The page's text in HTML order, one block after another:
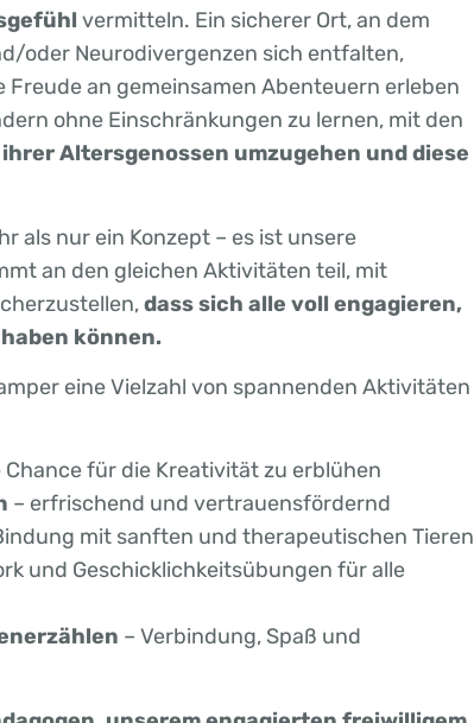
vermitteln. Ein sicherer Ort, an dem
oder Neurodivergenzen sich entfalten,
an gemeinsamen Abenteuern erleben
ohne Einschränkungen zu lernen, mit den
Altersgenossen umzugehen und diese
als nur ein Konzept – es ist unsere
an den gleichen Aktivitäten teil, mit
dass sich alle voll engagieren,
können.
eine Vielzahl von spannenden Aktivitäten
für die Kreativität zu erblühen
– erfrischend und vertrauensfördernd
mit sanften und therapeutischen Tieren
und Geschicklichkeitsübungen für alle
– Verbindung, Spaß und